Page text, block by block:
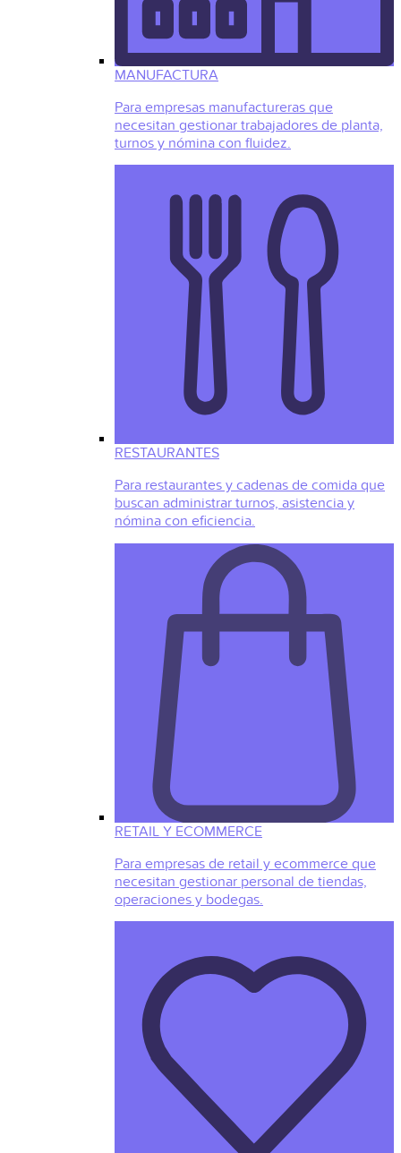
MANUFACTURA
Para empresas manufactureras que
necesitan gestionar trabajadores de planta,
turnos y nómina con fluidez.
RESTAURANTES
Para restaurantes y cadenas de comida que
buscan administrar turnos, asistencia y
nómina con eficiencia.
RETAIL Y ECOMMERCE
Para empresas de retail y ecommerce que
necesitan gestionar personal de tiendas,
operaciones y bodegas.